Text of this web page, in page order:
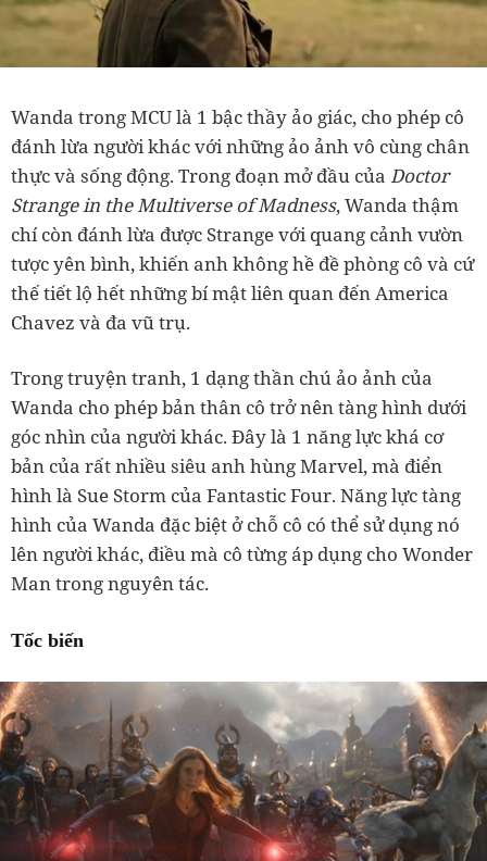
Wanda trong MCU là 1 bậc thầy ảo giác, cho phép cô
đánh lừa người khác với những ảo ảnh vô cùng chân
thực và sống động. Trong đoạn mở đầu của Doctor
Strange in the Multiverse of Madness, Wanda thậm
chí còn đánh lừa được Strange với quang cảnh vườn
tược yên bình, khiến anh không hề đề phòng cô và cứ
thế tiết lộ hết những bí mật liên quan đến America
Chavez và đa vũ trụ.
Trong truyện tranh, 1 dạng thần chú ảo ảnh của
Wanda cho phép bản thân cô trở nên tàng hình dưới
góc nhìn của người khác. Đây là 1 năng lực khá cơ
bản của rất nhiều siêu anh hùng Marvel, mà điển
hình là Sue Storm của Fantastic Four. Năng lực tàng
hình của Wanda đặc biệt ở chỗ cô có thể sử dụng nó
lên người khác, điều mà cô từng áp dụng cho Wonder
Man trong nguyên tác.
Tốc biến